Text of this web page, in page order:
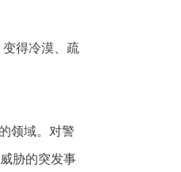
得冷漠、疏
领域。对警
胁的突发事